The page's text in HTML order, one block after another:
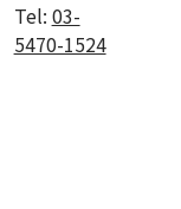
Tel: 03-
5470-1524